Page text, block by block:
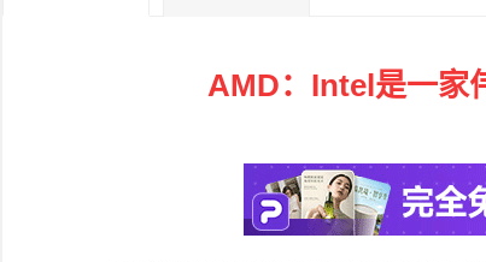
AMD：Intel是一家